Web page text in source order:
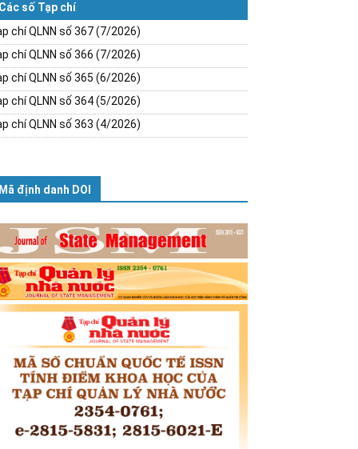
Các số Tạp chí
chí QLNN số 367 (7/2026)
chí QLNN số 366 (7/2026)
chí QLNN số 365 (6/2026)
chí QLNN số 364 (5/2026)
chí QLNN số 363 (4/2026)
Mã định danh DOI